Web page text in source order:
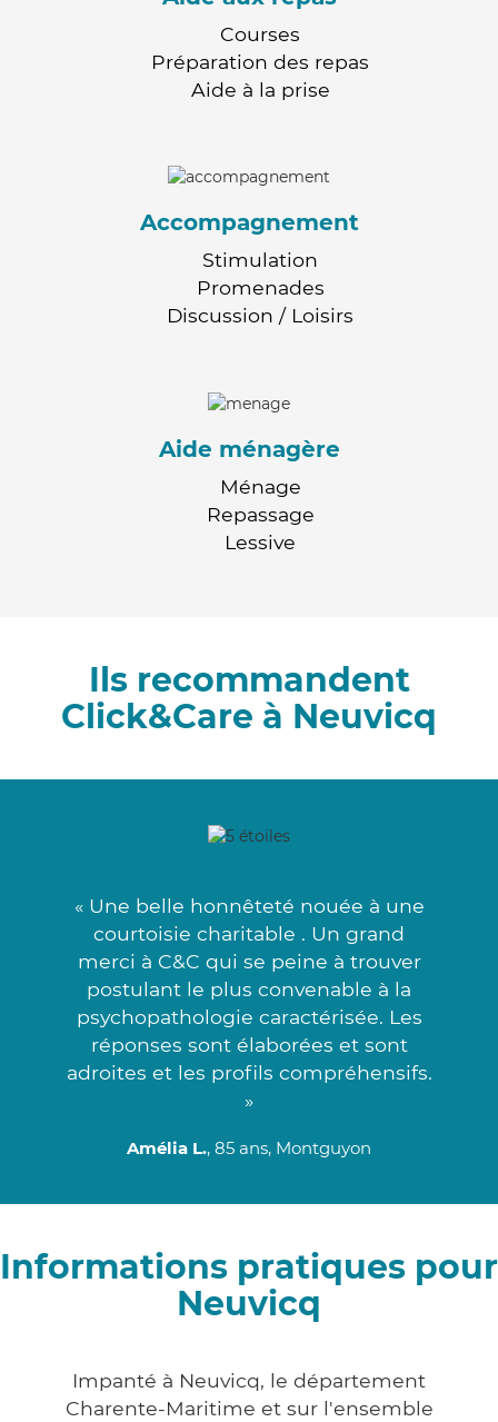
Courses
Préparation des repas
Aide à la prise
Accompagnement
Stimulation
Promenades
Discussion / Loisirs
Aide ménagère
Ménage
Repassage
Lessive
Ils recommandent
Click&Care à Neuvicq
« Une belle honnêteté nouée à une
courtoisie charitable . Un grand
merci à C&C qui se peine à trouver
postulant le plus convenable à la
psychopathologie caractérisée. Les
réponses sont élaborées et sont
adroites et les profils compréhensifs.
»
Amélia L., 85 ans, Montguyon
Informations pratiques pour
Neuvicq
Impanté à Neuvicq, le département
Charente-Maritime et sur l'ensemble